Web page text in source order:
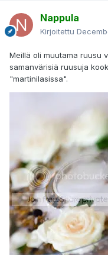
Nappula
Kirjoitettu
Meillä oli muutama ruusu
samanvärisiä ruusuja
"martinilasissa".